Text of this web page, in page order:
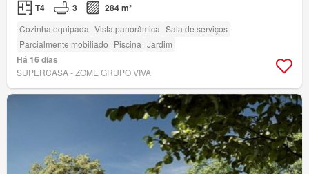
T4 3 284 m²
Cozinha equipada Vista panorâmica Sala de serviços
Parcialmente mobiliado Piscina Jardim
Há 16 dias
SUPERCASA - ZOME GRUPO VIVA